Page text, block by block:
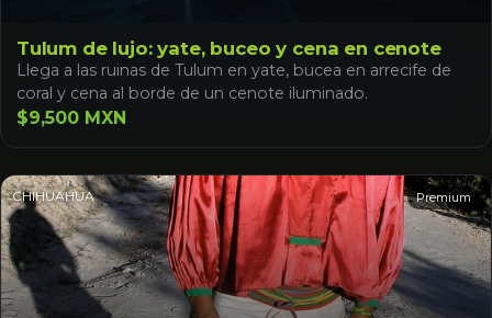
Tulum de lujo: yate, buceo y cena en cenote
Llega a las ruinas de Tulum en yate, bucea en arrecife de
coral y cena al borde de un cenote iluminado.
$9,500 MXN
CHIHUAHUA Premium